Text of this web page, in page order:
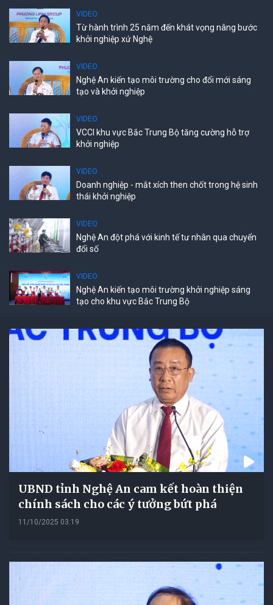
VIDEO
Từ hành trình 25 năm đến khát vọng nâng bước
khởi nghiệp xứ Nghệ
VIDEO
Nghệ An kiến tạo môi trường cho đổi mới sáng
tạo và khởi nghiệp
VIDEO
VCCI khu vực Bắc Trung Bộ tăng cường hỗ trợ
khởi nghiệp
VIDEO
Doanh nghiệp - mắt xích then chốt trong hệ sinh
thái khởi nghiệp
VIDEO
Nghệ An đột phá với kinh tế tư nhân qua chuyển
đổi số
VIDEO
Nghệ An kiến tạo môi trường khởi nghiệp sáng
tạo cho khu vực Bắc Trung Bộ
UBND tỉnh Nghệ An cam kết hoàn thiện
chính sách cho các ý tưởng bứt phá
11/10/2025 03:19